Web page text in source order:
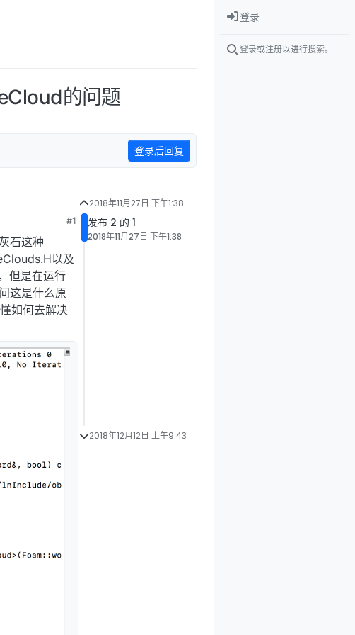
的问题
登录后回复
#1
石这种
以及
但是在运行
这是什么原
如何去解决
2018年11月27日 下午1:38
发布 2 的 1
2018年11月27日 下午1:38
2018年12月12日 上午9:43
登录
登录或注册以进行搜索。